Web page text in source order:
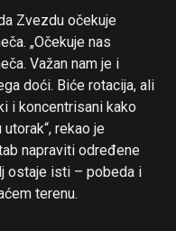
Zvezdu očekuje
„Očekuje nas
Važan nam je i
doći. Biće rotacija, ali
i koncentrisani kako
rekao je
napraviti određene
ostaje isti – pobeda i
terenu.